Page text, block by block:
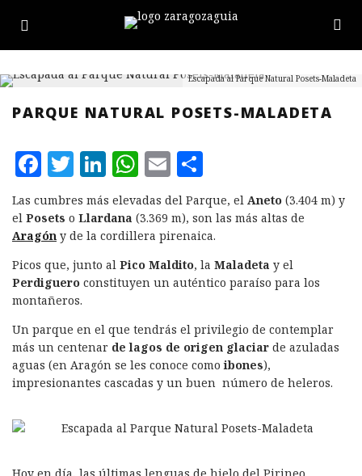
Escapada al Parque Natural Posets-Maladeta
PARQUE NATURAL POSETS-MALADETA
F
a
c
e
b
o
o
k
T
w
it
te
r
L
i
n
k
e
d
I
n
W
h
at
s
A
p
p
E
m
ai
l
o
m
p
a
rt
ir
Las cumbres más elevadas del Parque, el Aneto (3.404 m) y
el Posets o Llardana (3.369 m), son las más altas de
Aragón y de la cordillera pirenaica.
Picos que, junto al Pico Maldito, la Maladeta y el
Perdiguero constituyen un auténtico paraíso para los
montañeros.
Un parque en el que tendrás el privilegio de contemplar
más un centenar de lagos de origen glaciar de azuladas
aguas (en Aragón se les conoce comoibones),
impresionantes cascadas y un buen número de heleros.